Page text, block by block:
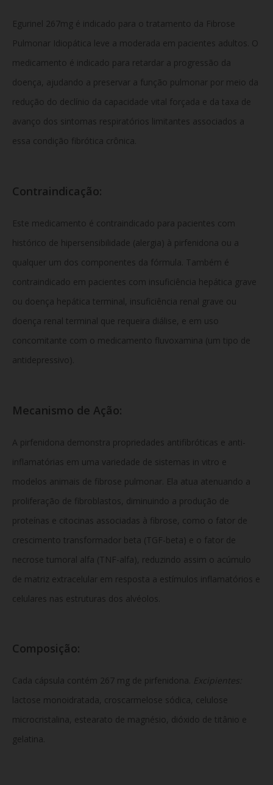
Egurinel 267mg é indicado para o tratamento da Fibrose
Pulmonar Idiopática leve a moderada em pacientes adultos. O
medicamento é indicado para retardar a progressão da
doença, ajudando a preservar a função pulmonar por meio da
redução do declínio da capacidade vital forçada e da taxa de
avanço dos sintomas respiratórios limitantes associados a
essa condição fibrótica crônica.
Contraindicação:
Este medicamento é contraindicado para pacientes com
histórico de hipersensibilidade (alergia) à pirfenidona ou a
qualquer um dos componentes da fórmula. Também é
contraindicado em pacientes com insuficiência hepática grave
ou doença hepática terminal, insuficiência renal grave ou
doença renal terminal que requeira diálise, e em uso
concomitante com o medicamento fluvoxamina (um tipo de
antidepressivo).
Mecanismo de Ação:
A pirfenidona demonstra propriedades antifibróticas e anti-
inflamatórias em uma variedade de sistemas in vitro e
modelos animais de fibrose pulmonar. Ela atua atenuando a
proliferação de fibroblastos, diminuindo a produção de
proteínas e citocinas associadas à fibrose, como o fator de
crescimento transformador beta (TGF-beta) e o fator de
necrose tumoral alfa (TNF-alfa), reduzindo assim o acúmulo
de matriz extracelular em resposta a estímulos inflamatórios e
celulares nas estruturas dos alvéolos.
Composição:
Cada cápsula contém 267 mg de pirfenidona. Excipientes:
lactose monoidratada, croscarmelose sódica, celulose
microcristalina, estearato de magnésio, dióxido de titânio e
gelatina.